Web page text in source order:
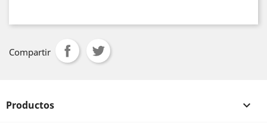
Compartir
Productos 